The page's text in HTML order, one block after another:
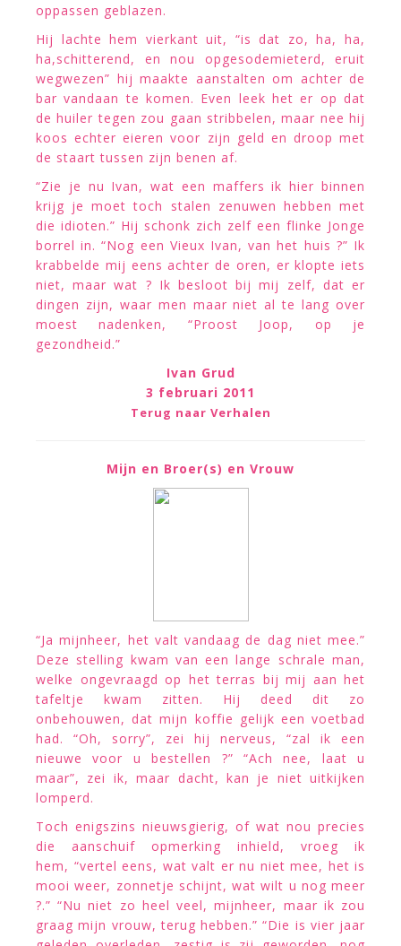
oppassen geblazen.
Hij lachte hem vierkant uit, “is dat zo, ha, ha,
ha,schitterend, en nou opgesodemieterd, eruit
wegwezen” hij maakte aanstalten om achter de
bar vandaan te komen. Even leek het er op dat
de huiler tegen zou gaan stribbelen, maar nee hij
koos echter eieren voor zijn geld en droop met
de staart tussen zijn benen af.
“Zie je nu Ivan, wat een maffers ik hier binnen
krijg je moet toch stalen zenuwen hebben met
die idioten.” Hij schonk zich zelf een flinke Jonge
borrel in. “Nog een Vieux Ivan, van het huis ?” Ik
krabbelde mij eens achter de oren, er klopte iets
niet, maar wat ? Ik besloot bij mij zelf, dat er
dingen zijn, waar men maar niet al te lang over
moest nadenken, “Proost Joop, op je
gezondheid.”
Ivan Grud
3 februari 2011
Terug naar Verhalen
Mijn en Broer(s) en Vrouw
“Ja mijnheer, het valt vandaag de dag niet mee.”
Deze stelling kwam van een lange schrale man,
welke ongevraagd op het terras bij mij aan het
tafeltje kwam zitten. Hij deed dit zo
onbehouwen, dat mijn koffie gelijk een voetbad
had. “Oh, sorry”, zei hij nerveus, “zal ik een
nieuwe voor u bestellen ?” “Ach nee, laat u
maar”, zei ik, maar dacht, kan je niet uitkijken
lomperd.
Toch enigszins nieuwsgierig, of wat nou precies
die aanschuif opmerking inhield, vroeg ik
hem, “vertel eens, wat valt er nu niet mee, het is
mooi weer, zonnetje schijnt, wat wilt u nog meer
?.” “Nu niet zo heel veel, mijnheer, maar ik zou
graag mijn vrouw, terug hebben.” “Die is vier jaar